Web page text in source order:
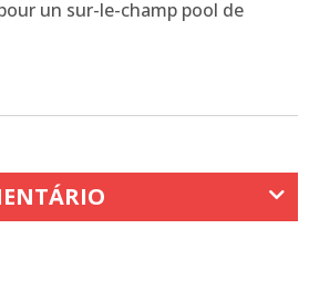
un sur-le-champ pool de